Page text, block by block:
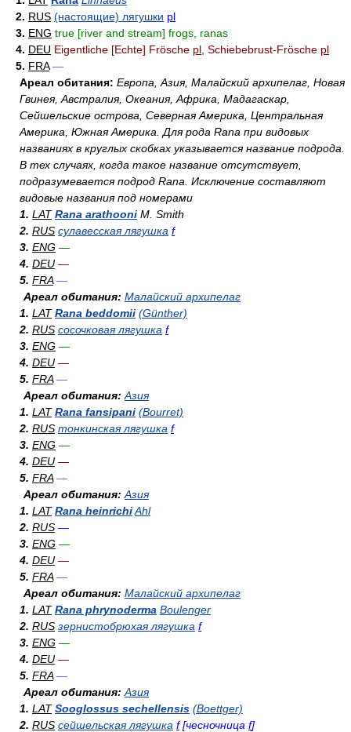
2. RUS (настоящие) лягушки pl
3. ENG true [river and stream] frogs, ranas
4. DEU Eigentliche [Echte] Frösche pl , Schiebebrust-Frösche pl
5. FRA —
Ареал обитания: Европа, Азия, Малайский архипелаг, Новая
Гвинея, Австралия, Океания, Африка, Мадагаскар,
Сейшельские острова, Северная Америка, Центральная
Америка, Южная Америка. Для рода Rana при видовых
названиях в круглых скобках указывается название подрода.
В тех случаях, когда такое название отсутствует,
подразумевается подрод Rana. Исключение составляют
видовые названия под номерами
1. LAT Rana arathooni M. Smith
2. RUS сулавесская лягушка f
3. ENG —
4. DEU —
5. FRA —
Ареал обитания: Малайский архипелаг
1. LAT Rana beddomii (Günther)
2. RUS сосочковая лягушка f
3. ENG —
4. DEU —
5. FRA —
Ареал обитания: Азия
1. LAT Rana fansipani (Bourret)
2. RUS тонкинская лягушка f
3. ENG —
4. DEU —
5. FRA —
Ареал обитания: Азия
1. LAT Rana heinrichiAhl
2. RUS —
3. ENG —
4. DEU —
5. FRA —
Ареал обитания: Малайский архипелаг
1. LAT Rana phrynoderma Boulenger
2. RUS зернистобрюхая лягушка f
3. ENG —
4. DEU —
5. FRA —
Ареал обитания: Азия
1. LAT Sooglossus sechellensis (Boettger)
2. RUS сейшельская лягушка f[чесночница f]